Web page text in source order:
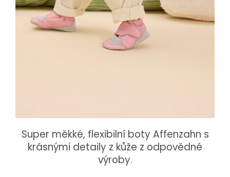
Super měkké, flexibilní boty Affenzahn s
krásnými detaily z kůže z odpovědné
výroby.